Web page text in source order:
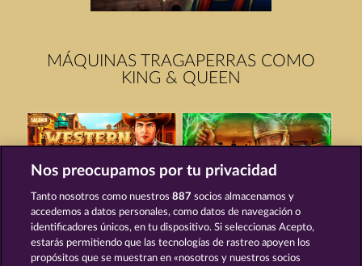
MÁQUINAS TRAGAPERRAS COMO
KING & QUEEN
WESTERN JACK ROMAN LEGION XTREME
Nos preocupamos por tu privacidad
Tanto nosotros como nuestros887 socios almacenamos y
accedemos a datos personales, como datos de navegación o
identificadores únicos, en tu dispositivo. Si seleccionas Acepto,
estarás permitiendo que las tecnologías de rastreo apoyen los
propósitos que se muestran en «nosotros y nuestros socios